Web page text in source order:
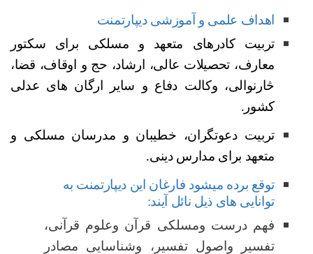
اهداف علمی و آموزشی دیپارتمنت
تربیت کادرهای متعهد و مسلکی برای سکتور
معارف، تحصیلات عالی، ارشاد، حج و اوقاف، قضا،
څارنوالی، وکالت دفاع و سایر ارگان های عدلی
کشور .
تربیت دعوتگران، خطیبان و مدرسان مسلکی و
متعهد برای مدارس دینی.
توقع برده میشود فارغان این دیپارتمنت به
توانایی های ذیل نائل آیند:
فهم درست ومسلکی قرآن وعلوم قرآنی،
تفسیر واصول تفسیر، وشناسایی مصادر